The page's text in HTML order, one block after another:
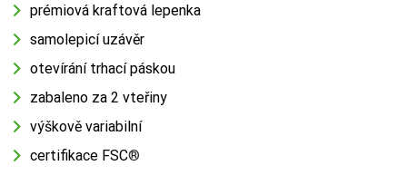
prémiová kraftová lepenka
samolepicí uzávěr
otevírání trhací páskou
zabaleno za 2 vteřiny
výškově variabilní
certifikace FSC®